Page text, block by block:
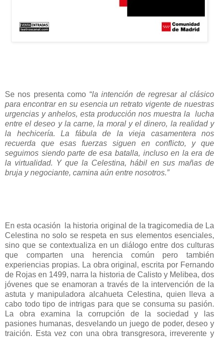
Se nos presenta como “la intención de regresar al clásico
para encontrar en su esencia un retrato vigente de nuestras
urgencias y anhelos, esta producción nos muestra la
lucha
entre el deseo y la carne, la moral y el dinero, la realidad y
la hechicería. La fábula de la vieja casamentera nos
recuerda que esas fuerzas siguen en conflicto, y que
seguimos siendo parte de esa batalla, incluso en la era de
la virtualidad. Y que la Celestina, hábil en sus mañas de
bruja y negociante, camina aún entre nosotros.”
En esta ocasión
la historia original de la tragicomedia de La
Celestina no solo se respeta en sus elementos esenciales,
sino que se contextualiza en un diálogo entre dos culturas
que comparten una herencia común pero también
experiencias propias. La obra original, escrita por Fernando
de Rojas en 1499, narra la historia de Calisto y Melibea, dos
jóvenes que se enamoran a través de la intervención de la
astuta y manipuladora alcahueta Celestina, quien lleva a
cabo todo tipo de intrigas para que se consuma su pasión.
La obra examina la corrupción de la sociedad y las
pasiones humanas, desvelando un juego de poder, deseo y
traición. Esta vez con una obra transgresora, irreverente y